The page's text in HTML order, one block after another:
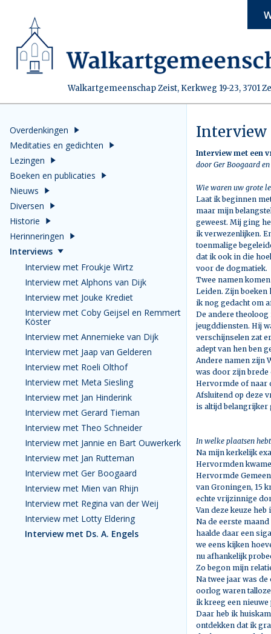
Walkartgemeenschap Zeist, Kerkweg 19-23, 3701
Overdenkingen
Meditaties en gedichten
Lezingen
Boeken en publicaties
Nieuws
Diversen
Historie
Herinneringen
Interviews
Interview met Froukje Wirtz
Interview met Alphons van Dijk
Interview met Jouke Krediet
Interview met Coby Geijsel en Remmert
Köster
Interview met Annemieke van Dijk
Interview met Jaap van Gelderen
Interview met Roeli Olthof
Interview met Meta Siesling
Interview met Jan Hinderink
Interview met Gerard Tieman
Interview met Theo Schneider
Interview met Jannie en Bart Ouwerkerk
Interview met Jan Rutteman
Interview met Ger Boogaard
Interview met Mien van Rhijn
Interview met Regina van der Weij
Interview met Lotty Eldering
Interview met Ds. A. Engels
Interview
Interview met een
door Ger Boogaard
Wie waren uw grote
Laat ik beginnen
maar mijn
geweest. Mij ging
ik verwezenlijken.
toenmalige
dat ik ook in die
voor de dogmatiek.
Twee namen
Leiden. Zijn boeken
ik nog gedacht om
De andere theoloog
jeugddiensten. Hij
verschijnselen zat
adept van hen ben
Andere namen zijn
was door zijn brede
Hervormde of naar
Afsluitend op deze
is altijd belangrijker
In welke plaatsen
Na mijn kerkelijk
Hervormden
Hervormde
van Groningen, 15
echte vrijzinnige
Van deze keuze
Na de eerste
haalde daar een
we eens kijken
nu afhankelijk
Zo begon mijn
Na twee jaar was
oorlog waren
ik kreeg een nieuwe
Daar heb ik
ontdekken dat ik